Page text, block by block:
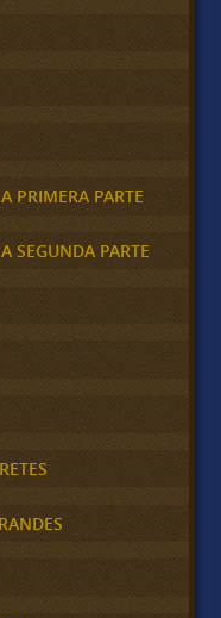
PRIMERA PARTE
SEGUNDA PARTE